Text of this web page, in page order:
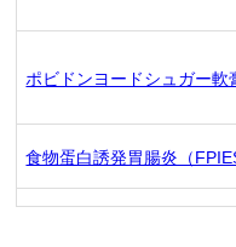
ポビドンヨードシュガー軟
食物蛋白誘発胃腸炎（